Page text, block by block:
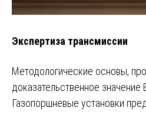
Экспертиза трансмиссии
Методологические основы,
доказательственное значение
Газопоршневые установки